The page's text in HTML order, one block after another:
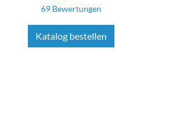
69 Bewertungen
Katalog bestellen